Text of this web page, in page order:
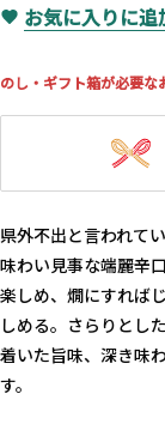
お気に入りに追
のし・ギフト箱が必要な
県外不出と言われて
味わい見事な端麗辛
楽しめ、燗にすれば
しめる。さらりとし
着いた旨味、深き味
す。